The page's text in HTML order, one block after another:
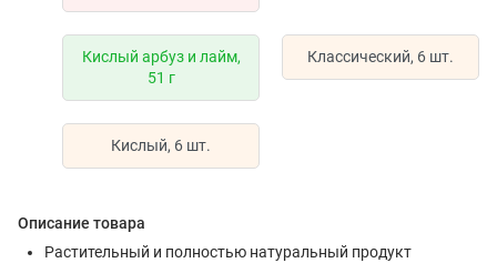
Кислый арбуз и лайм,
51 г
Классический, 6 шт.
Кислый, 6 шт.
Описание товара
Растительный и полностью натуральный продукт